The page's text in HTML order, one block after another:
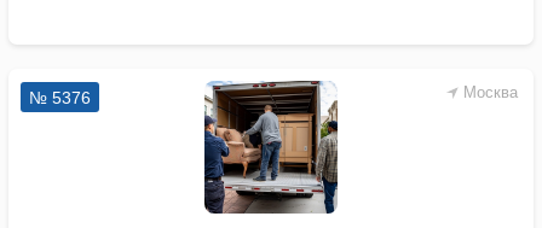
Москва
№ 5376